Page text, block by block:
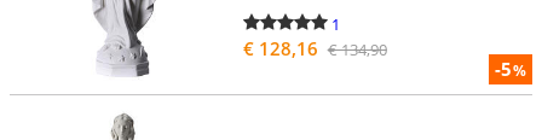
-5%
1
€ 128,16 € 134,90